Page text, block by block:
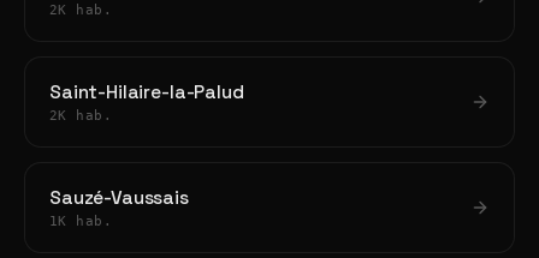
2K hab.
Saint-Hilaire-la-Palud
2K hab.
Sauzé-Vaussais
1K hab.